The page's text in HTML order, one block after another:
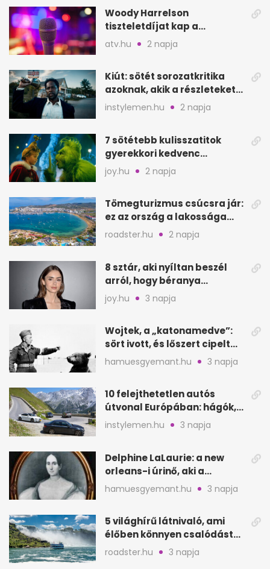
Woody Harrelson
tiszteletdíjat kap a
Szarajevói Filmfesztiválon
atv.hu 2 napja
Kiút: sötét sorozatkritika
azoknak, akik a részleteket
keresik
instylemen.hu 2 napja
7 sötétebb kulisszatitok
gyerekkori kedvenc
filmjeinkről a Joy szerint
joy.hu 2 napja
Tömegturizmus csúcsra jár:
ez az ország a lakossága
kétszeresét fogadja
roadster.hu 2 napja
8 sztár, aki nyíltan beszél
arról, hogy béranya
segítette a családalapítást
joy.hu 3 napja
Wojtek, a „katonamedve”:
sört ivott, és lőszert cipelt
Monte Cassinónál
hamuesgyemant.hu 3 napja
10 felejthetetlen autós
útvonal Európában: hágók,
partok, fjordok
instylemen.hu 3 napja
Delphine LaLaurie: a new
orleans-i úrinő, aki a
padláson kínzott
hamuesgyemant.hu 3 napja
5 világhírű látnivaló, ami
élőben könnyen csalódást
okozhat
roadster.hu 3 napja